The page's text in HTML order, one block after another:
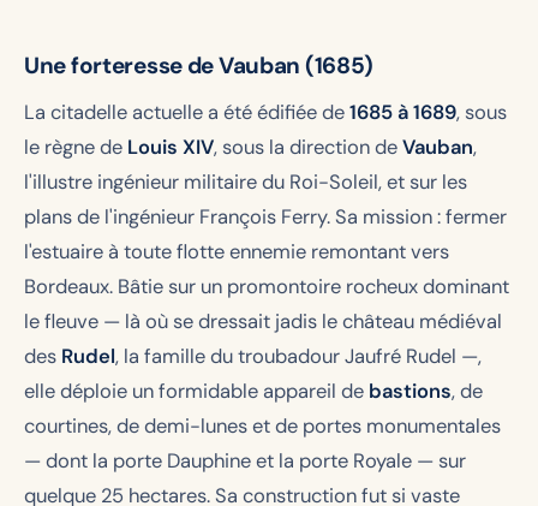
Une forteresse de Vauban (1685)
La citadelle actuelle a été édifiée de1685 à 1689, sous
le règne de Louis XIV, sous la direction deVauban,
l'illustre ingénieur militaire du Roi-Soleil, et sur les
plans de l'ingénieur François Ferry. Sa mission : fermer
l'estuaire à toute flotte ennemie remontant vers
Bordeaux. Bâtie sur un promontoire rocheux dominant
le fleuve — là où se dressait jadis le château médiéval
des Rudel, la famille du troubadour Jaufré Rudel —,
elle déploie un formidable appareil de bastions, de
courtines, de demi-lunes et de portes monumentales
— dont la porte Dauphine et la porte Royale — sur
quelque 25 hectares. Sa construction fut si vaste